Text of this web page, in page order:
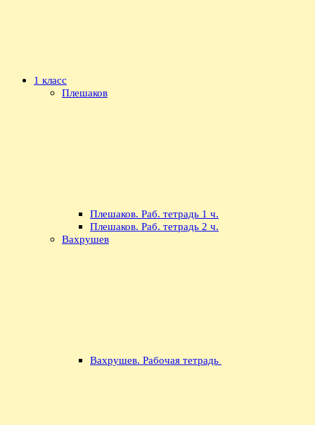
1 класс
Плешаков
Плешаков. Раб. тетрадь 1 ч.
Плешаков. Раб. тетрадь 2 ч.
Вахрушев
Вахрушев. Рабочая тетрадь